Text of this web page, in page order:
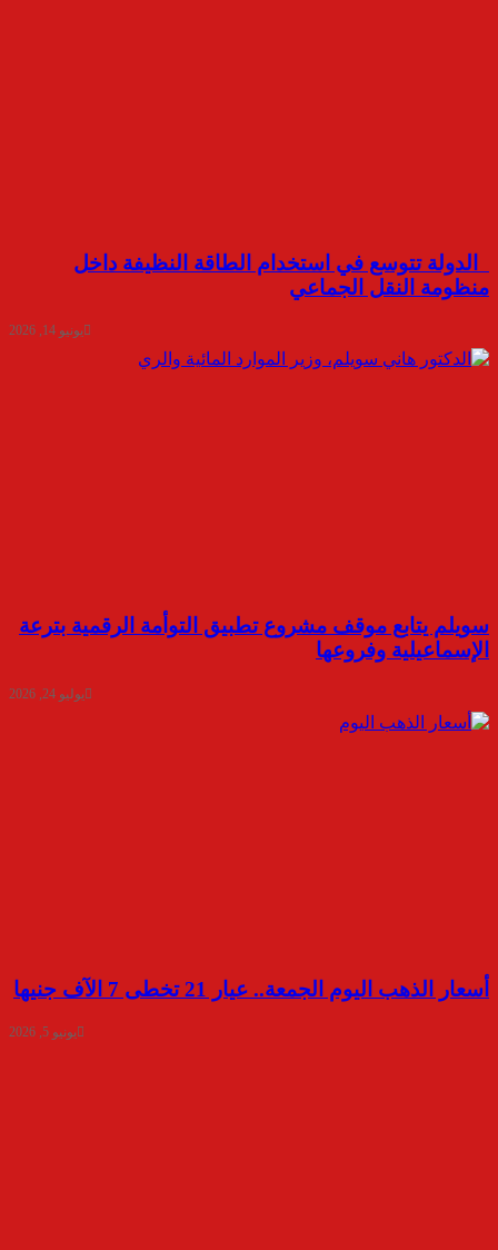
الدولة تتوسع في استخدام الطاقة النظيفة داخل
منظومة النقل الجماعي
يونيو 14, 2026
سويلم يتابع موقف مشروع تطبيق التوأمة الرقمية بترعة
الإسماعيلية وفروعها
يوليو 24, 2026
أسعار الذهب اليوم الجمعة.. عيار 21 تخطى 7 الآف جنيها
يونيو 5, 2026